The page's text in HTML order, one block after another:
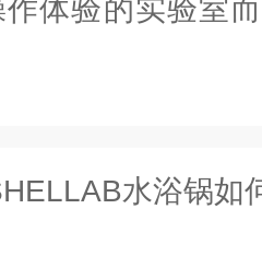
体验的实验室
水浴锅如